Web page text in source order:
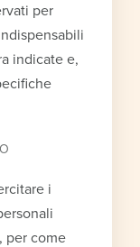
per
indicate e,
i
per come